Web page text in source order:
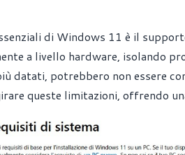
di Windows 11 è il
a livello hardware, isolando
datati, potrebbero non essere
queste limitazioni, offrendo